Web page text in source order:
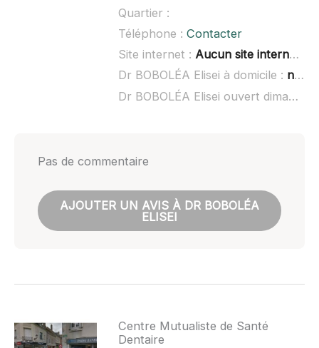
Quartier :
Téléphone : Contacter
Site internet : Aucun site internet connu
Dr BOBOLÉA Elisei à domicile : non renseigné
Dr BOBOLÉA Elisei ouvert dimanche :
Pas de commentaire
AJOUTER UN AVIS À DR BOBOLÉA
ELISEI
Centre Mutualiste de Santé
Dentaire